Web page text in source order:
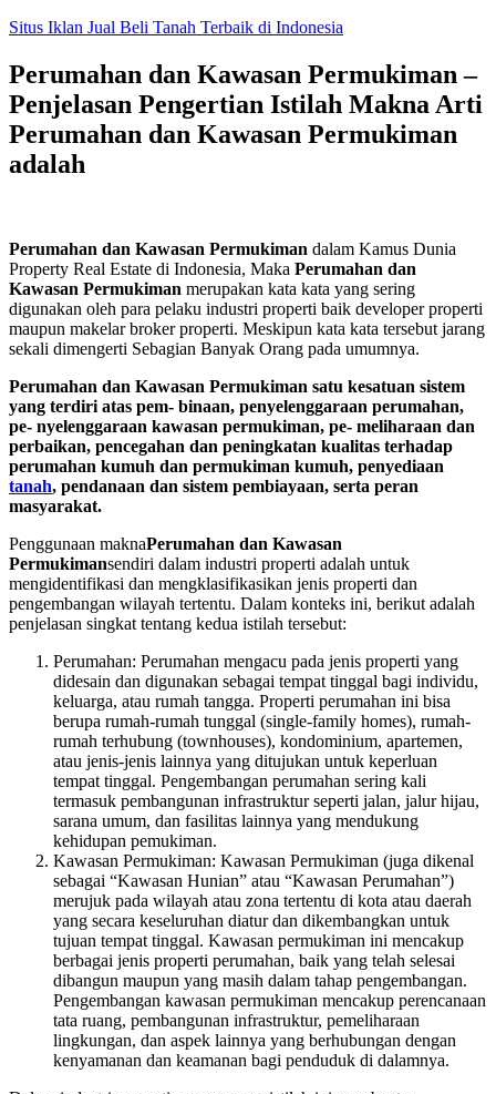
Skip
content
Situs Iklan Jual Beli Tanah Terbaik di Indonesia
Perumahan dan Kawasan Permukiman –
Penjelasan Pengertian Istilah Makna Arti
Perumahan dan Kawasan Permukiman
adalah
Perumahan dan Kawasan Permukiman dalam Kamus Dunia
Property Real Estate di Indonesia, Maka Perumahan dan
Kawasan Permukiman merupakan kata kata yang sering
digunakan oleh para pelaku industri properti baik developer properti
maupun makelar broker properti. Meskipun kata kata tersebut jarang
sekali dimengerti Sebagian Banyak Orang pada umumnya.
Perumahan dan Kawasan Permukiman satu kesatuan sistem
yang terdiri atas pem- binaan, penyelenggaraan perumahan,
pe- nyelenggaraan kawasan permukiman, pe- meliharaan dan
perbaikan, pencegahan dan peningkatan kualitas terhadap
perumahan kumuh dan permukiman kumuh, penyediaan
tanah, pendanaan dan sistem pembiayaan, serta peran
masyarakat.
Penggunaan maknaPerumahan dan Kawasan
Permukimansendiri dalam industri properti adalah untuk
mengidentifikasi dan mengklasifikasikan jenis properti dan
pengembangan wilayah tertentu. Dalam konteks ini, berikut adalah
penjelasan singkat tentang kedua istilah tersebut:
Perumahan: Perumahan mengacu pada jenis properti yang
didesain dan digunakan sebagai tempat tinggal bagi individu,
keluarga, atau rumah tangga. Properti perumahan ini bisa
berupa rumah-rumah tunggal (single-family homes), rumah-
rumah terhubung (townhouses), kondominium, apartemen,
atau jenis-jenis lainnya yang ditujukan untuk keperluan
tempat tinggal. Pengembangan perumahan sering kali
termasuk pembangunan infrastruktur seperti jalan, jalur hijau,
sarana umum, dan fasilitas lainnya yang mendukung
kehidupan pemukiman.
Kawasan Permukiman: Kawasan Permukiman (juga dikenal
sebagai “Kawasan Hunian” atau “Kawasan Perumahan”)
merujuk pada wilayah atau zona tertentu di kota atau daerah
yang secara keseluruhan diatur dan dikembangkan untuk
tujuan tempat tinggal. Kawasan permukiman ini mencakup
berbagai jenis properti perumahan, baik yang telah selesai
dibangun maupun yang masih dalam tahap pengembangan.
Pengembangan kawasan permukiman mencakup perencanaan
tata ruang, pembangunan infrastruktur, pemeliharaan
lingkungan, dan aspek lainnya yang berhubungan dengan
kenyamanan dan keamanan bagi penduduk di dalamnya.